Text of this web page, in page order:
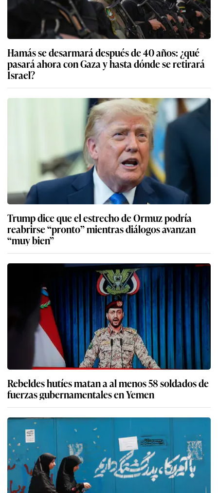
Hamás se desarmará después de 40 años: ¿qué
pasará ahora con Gaza y hasta dónde se retirará
Israel?
Trump dice que el estrecho de Ormuz podría
reabrirse “pronto” mientras diálogos avanzan
“muy bien”
Rebeldes hutíes matan a al menos 58 soldados de
fuerzas gubernamentales en Yemen